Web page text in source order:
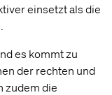
einsetzt als die
es kommt zu
der rechten und
zudem die